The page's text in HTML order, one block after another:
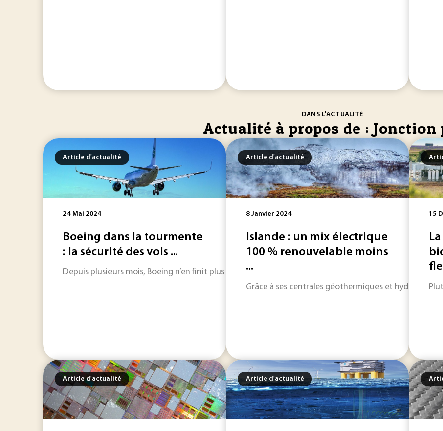
DANS L'ACTUALITÉ
Actualité à propos de : Jonction
Article d'actualité
24 Mai 2024
Boeing dans la tourmente
: la sécurité des vols ...
Depuis plusieurs mois, Boeing n’en finit plus de faire parler. Après une longue série d’incidents
Article d'actualité
8 Janvier 2024
Islande : un mix électrique
100 % renouvelable moins
...
Grâce à ses centrales géothermiques et
15
Article d'actualité Article d'actualité